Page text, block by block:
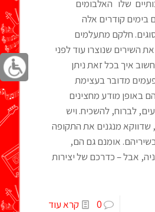
שלו האלבומים
בימים קודרים אלה
חלקם מתעלמים
השירים שנוצרו עוד לפני
איך בכל זאת ניתן
מדובר בעצימת
באופן מודע מחצינים
לברוח, להשכיח. ויש
שדווקא מנגנים את התקופה
אומנם גם הם,
אבל – כדרכם של יצירות
0 קרא עוד